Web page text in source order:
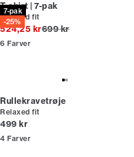
7-pak
-25%
T-shirt | 7-pak
Relaxed fit
524,25 krI alt (uden rabat)
699 kr
6 Farver
Rullekravetrøje
Relaxed fit
I alt (inkl. rabat)
499 kr
4 Farver